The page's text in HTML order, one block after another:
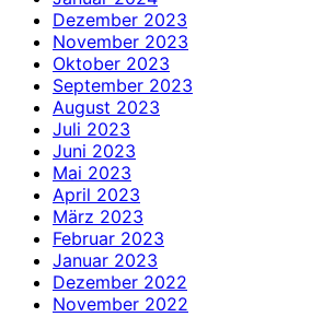
Dezember 2023
November 2023
Oktober 2023
September 2023
August 2023
Juli 2023
Juni 2023
Mai 2023
April 2023
März 2023
Februar 2023
Januar 2023
Dezember 2022
November 2022